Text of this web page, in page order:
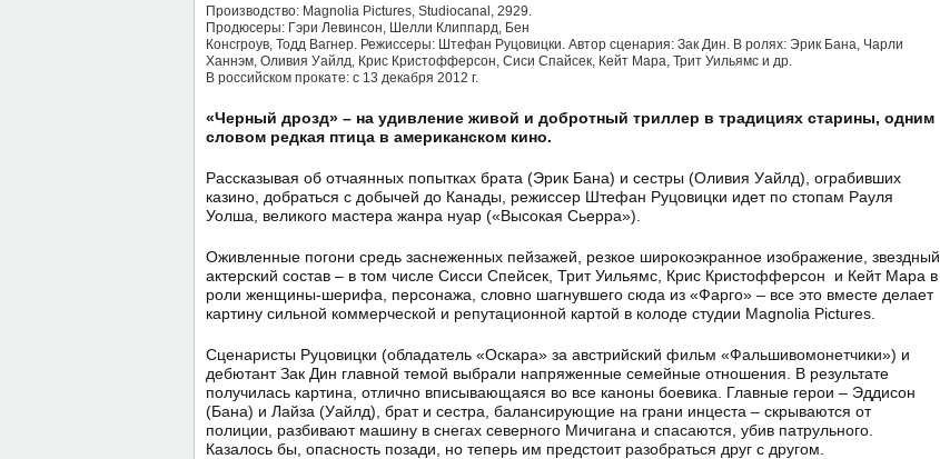
Производство: Magnolia Pictures, Studiocanal, 2929.
Продюсеры: Гэри Левинсон, Шелли Клиппард, Бен
Консгроув, Тодд Вагнер. Режиссеры: Штефан Руцовицки. Автор сценария: Зак Дин. В ролях: Эрик Бана, Чарли
Ханнэм, Оливия Уайлд, Крис Кристофферсон, Сиси Спайсек, Кейт Мара, Трит Уильямс и др.
В российском прокате: с 13 декабря 2012 г.
«Черный дрозд» – на удивление живой и добротный триллер в традициях старины, одним
словом редкая птица в американском кино.
Рассказывая об отчаянных попытках брата (Эрик Бана) и сестры (Оливия Уайлд), ограбивших
казино, добраться с добычей до Канады, режиссер Штефан Руцовицки идет по стопам Рауля
Уолша, великого мастера жанра нуар («Высокая Сьерра»).
Оживленные погони средь заснеженных пейзажей, резкое широкоэкранное изображение, звездный
актерский состав – в том числе Сисси Спейсек, Трит Уильямс, Крис Кристофферсон и Кейт Мара в
роли женщины-шерифа, персонажа, словно шагнувшего сюда из «Фарго» – все это вместе делает
картину сильной коммерческой и репутационной картой в колоде студии Magnolia Pictures.
Сценаристы Руцовицки (обладатель «Оскара» за австрийский фильм «Фальшивомонетчики») и
дебютант Зак Дин главной темой выбрали напряженные семейные отношения. В результате
получилась картина, отлично вписывающаяся во все каноны боевика. Главные герои – Эддисон
(Бана) и Лайза (Уайлд), брат и сестра, балансирующие на грани инцеста – скрываются от
полиции, разбивают машину в снегах северного Мичигана и спасаются, убив патрульного.
Казалось бы, опасность позади, но теперь им предстоит разобраться друг с другом.